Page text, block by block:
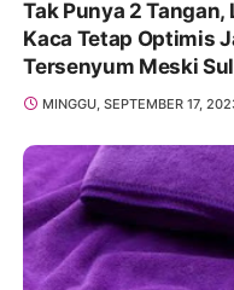
Tak Punya 2
Kaca Tetap Optimis
Tersenyum Meski
MINGGU, SEPTEMBER 17,